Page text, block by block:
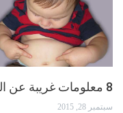
8 معلومات غريبة عن السرة لن يقولها لكم الطبيب أبداً
سبتمبر 28, 2015